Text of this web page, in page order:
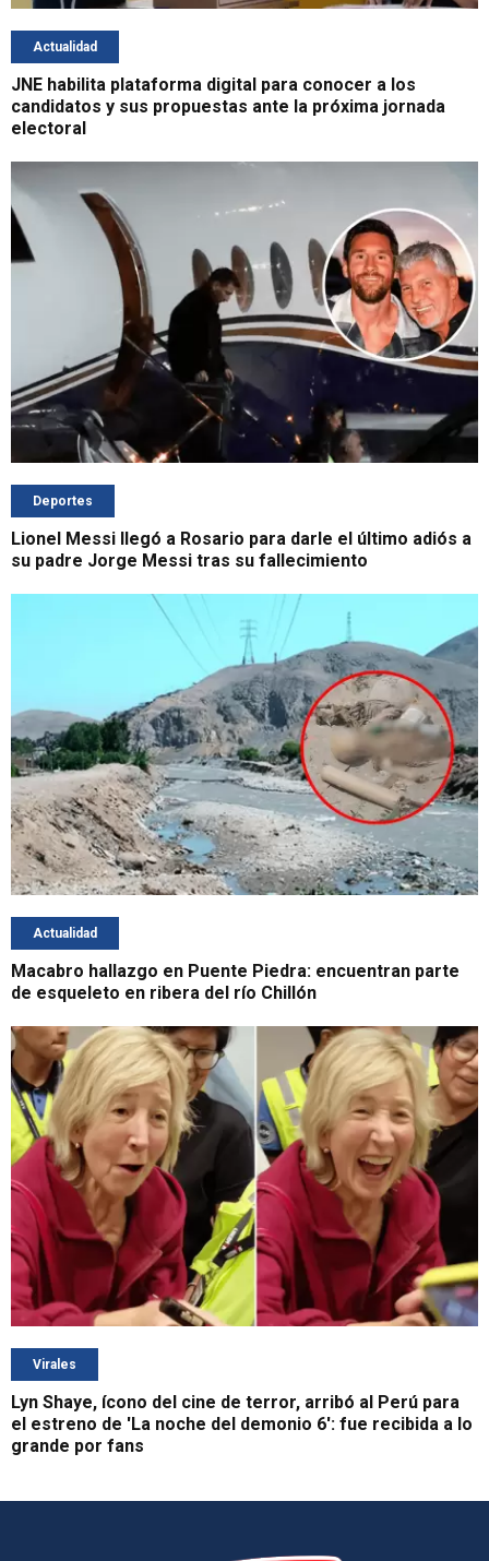
Actualidad
JNE habilita plataforma digital para conocer a los
candidatos y sus propuestas ante la próxima jornada
electoral
Deportes
Lionel Messi llegó a Rosario para darle el último adiós a
su padre Jorge Messi tras su fallecimiento
Actualidad
Macabro hallazgo en Puente Piedra: encuentran parte
de esqueleto en ribera del río Chillón
Virales
Lyn Shaye, ícono del cine de terror, arribó al Perú para
el estreno de 'La noche del demonio 6': fue recibida a lo
grande por fans